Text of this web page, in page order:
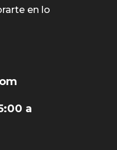
en lo
a